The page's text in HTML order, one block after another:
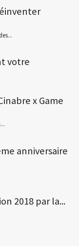
votre
x Game
anniversaire
2018 par la...